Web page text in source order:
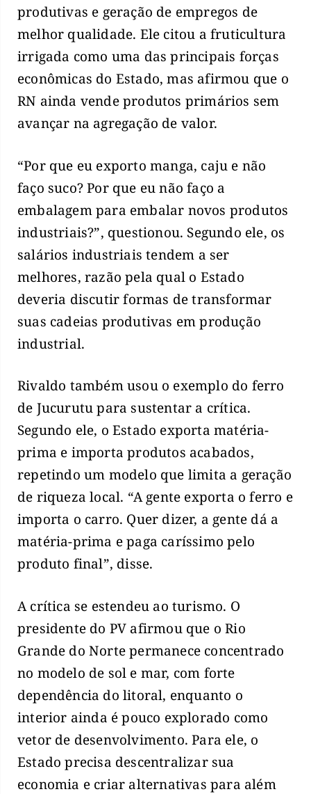
produtivas e geração de empregos de
melhor qualidade. Ele citou a fruticultura
irrigada como uma das principais forças
econômicas do Estado, mas afirmou que o
RN ainda vende produtos primários sem
avançar na agregação de valor.
“Por que eu exporto manga, caju e não
faço suco? Por que eu não faço a
embalagem para embalar novos produtos
industriais?”, questionou. Segundo ele, os
salários industriais tendem a ser
melhores, razão pela qual o Estado
deveria discutir formas de transformar
suas cadeias produtivas em produção
industrial.
Rivaldo também usou o exemplo do ferro
de Jucurutu para sustentar a crítica.
Segundo ele, o Estado exporta matéria-
prima e importa produtos acabados,
repetindo um modelo que limita a geração
de riqueza local. “A gente exporta o ferro e
importa o carro. Quer dizer, a gente dá a
matéria-prima e paga caríssimo pelo
produto final”, disse.
A crítica se estendeu ao turismo. O
presidente do PV afirmou que o Rio
Grande do Norte permanece concentrado
no modelo de sol e mar, com forte
dependência do litoral, enquanto o
interior ainda é pouco explorado como
vetor de desenvolvimento. Para ele, o
Estado precisa descentralizar sua
economia e criar alternativas para além